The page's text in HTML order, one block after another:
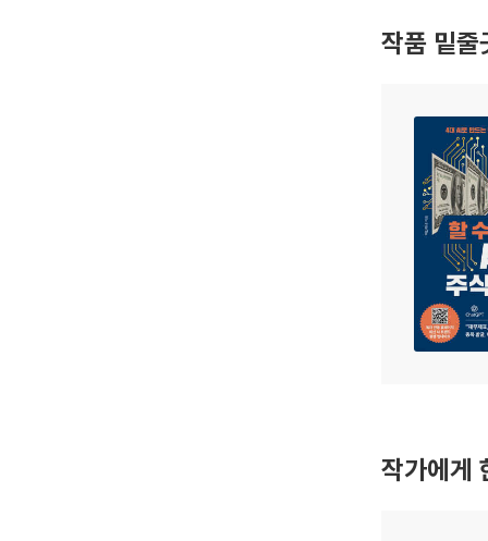
작품 밑줄
작가에게